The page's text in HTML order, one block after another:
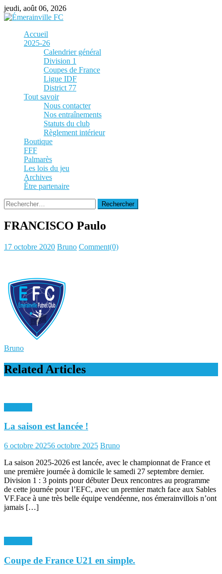
Skip
to
jeudi, août 06, 2026
Accueil
2025-26
Calendrier général
Division 1
Coupes de France
Ligue IDF
District 77
Tout savoir
Nous contacter
Nos entraînements
Statuts du club
Règlement intérieur
Boutique
FFF
Palmarès
Les lois du jeu
Archives
Être partenaire
Rechercher :
FRANCISCO Paulo
Posted
17 octobre 2020 Author
Bruno Comment(0)
Bruno
Related Articles
La saison est lancée !
Posted
6 octobre 20256 octobre 2025 Author
Bruno
La saison 2025-2026 est lancée, avec le championnat de France et
une première journée à domicile le samedi 27 septembre dernier.
Division 1 : 3 points pour débuter Deux rencontres au programme
de cette journée pour l’EFC, avec un premier match face aux Sables
VF.Face à une très belle équipe vendéenne, nos émerainvillois n’ont
jamais […]
Coupe de France U21 en simple.